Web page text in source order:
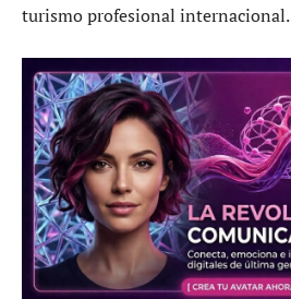
turismo profesional internacional.